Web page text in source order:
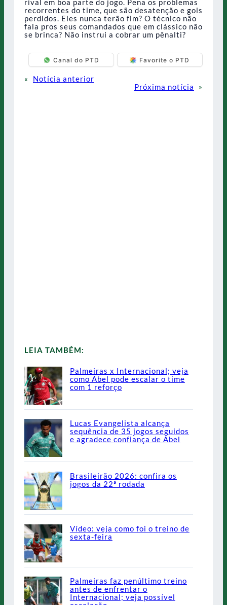
recorrentes do time, que são desatenção e gols
perdidos. Eles nunca terão fim? O técnico não
fala pros seus comandados que em clássico não
se brinca? Não instrui a cobrar um pênalti?
Canal do PTD Favorite o PTD
«
Notícia anterior
Próxima notícia
»
LEIA TAMBÉM:
Palmeiras x Internacional; veja
como Abel pode escalar o time
com 1 reforço
Lucas Evangelista alcança
sequência de 35 jogos seguidos
e agradece confiança de Abel
Brasileirão 2026: confira os
jogos da 22ª rodada
Vídeo: veja como foi o treino de
sexta-feira
Palmeiras faz penúltimo treino
antes de enfrentar o
Internacional; veja possível